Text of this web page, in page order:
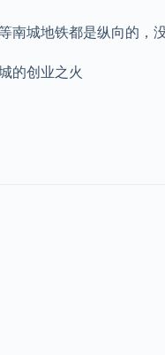
南城地铁都是纵向的
的创业之火